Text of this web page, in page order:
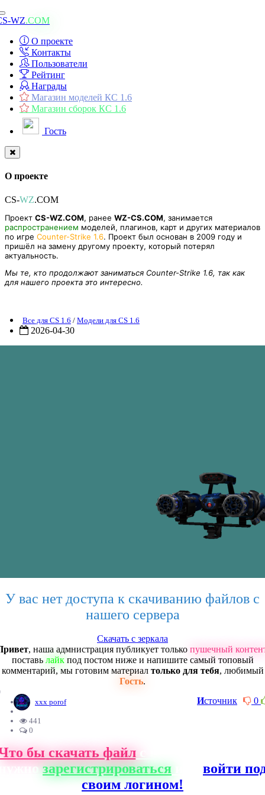
Toggle
navigation
WZ.COM
О проекте
Контакты
Пользователи
Рейтинг
Награды
Магазин моделей КС 1.6
Магазин сборок КС 1.6
Гость
О проекте
CS-WZ.COM
Проект CS-WZ.COM, ранее WZ-CS.COM, занимается
распространением моделей, плагинов, карт и других материалов
по игре Counter-Strike 1.6. Проект был основан в 2009 году и
пришёл на замену другому проекту, который потерял
актуальность.
Мы те, кто продолжают заниматься Counter-Strike 1.6, так как
для нашего проекта это интересно.
Все для CS 1.6 / Модели для CS 1.6
2026-04-30
У вас нет доступа к скачиванию файлов с
нашего сервера
Скачать с зеркала
, наша адмнистрация публикует только пушечный
поставь лайкпод постом ниже и напишите самый топовый
комментарий, мы готовим материал только для тебя, любимый
Гость.
0
Источник
xxx porof
441
0
бы скачать файлс нашего сайта,
зарегистрироваться
войти
своим логином!